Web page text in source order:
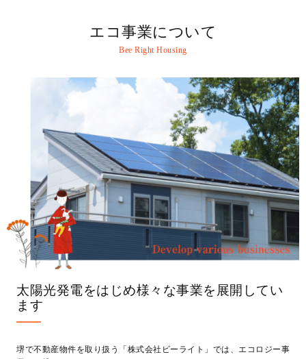
エコ事業について
太陽光発電をはじめ様々な事業を展開してい
ます
堺で不動産物件を取り扱う「株式会社ビーライト」では、エコロジー事